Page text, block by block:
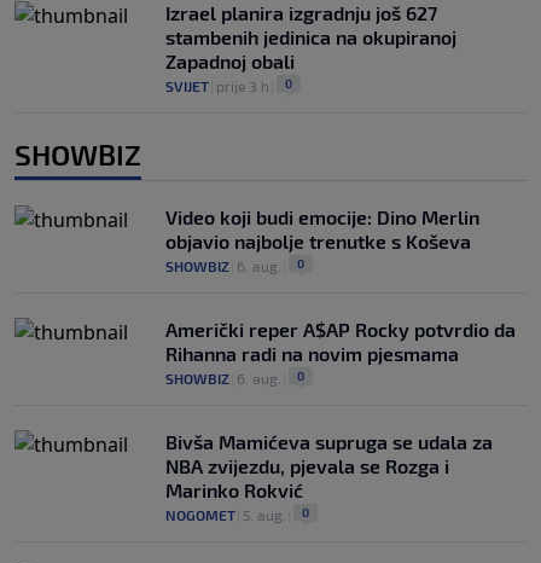
Izrael planira izgradnju još 627
stambenih jedinica na okupiranoj
Zapadnoj obali
SVIJET prije 3 h 0
SHOWBIZ
Video koji budi emocije: Dino Merlin
objavio najbolje trenutke s Koševa
SHOWBIZ 6. aug. 0
Američki reper A$AP Rocky potvrdio da
Rihanna radi na novim pjesmama
SHOWBIZ 6. aug. 0
Bivša Mamićeva supruga se udala za
NBA zvijezdu, pjevala se Rozga i
Marinko Rokvić
NOGOMET 5. aug. 0